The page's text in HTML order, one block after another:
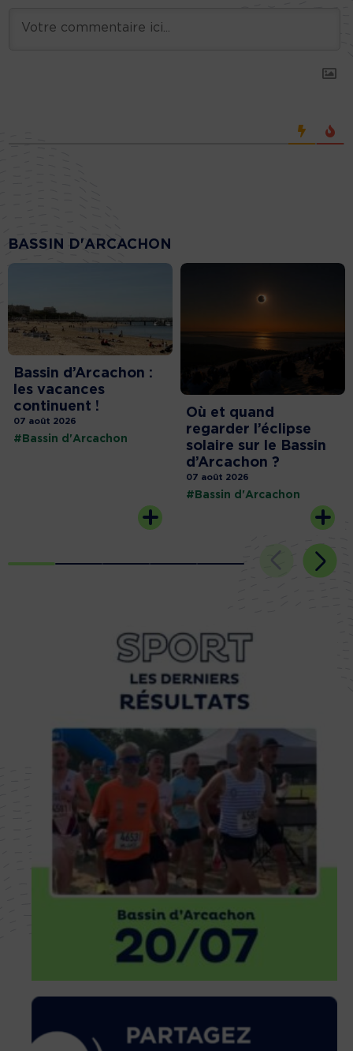
BASSIN D'ARCACHON
Bassin d’Arcachon :
les vacances
continuent !
07 août 2026
#Bassin d'Arcachon
Où et quand
regarder l’éclipse
solaire sur le Bassin
d’Arcachon ?
07 août 2026
#Bassin d'Arcachon